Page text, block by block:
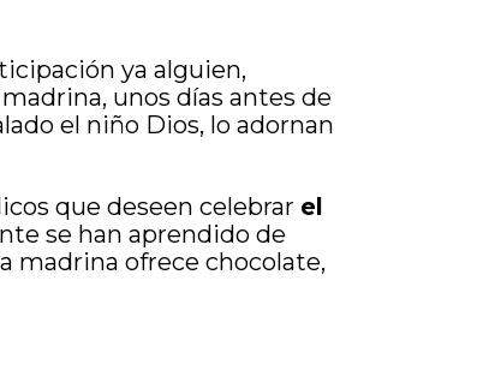
ya alguien,
unos días antes de
el niño Dios, lo adornan
que deseen celebrar el
se han aprendido de
madrina ofrece chocolate,